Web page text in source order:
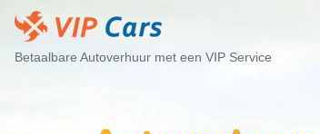
Betaalbare Autoverhuur met een VIP Service